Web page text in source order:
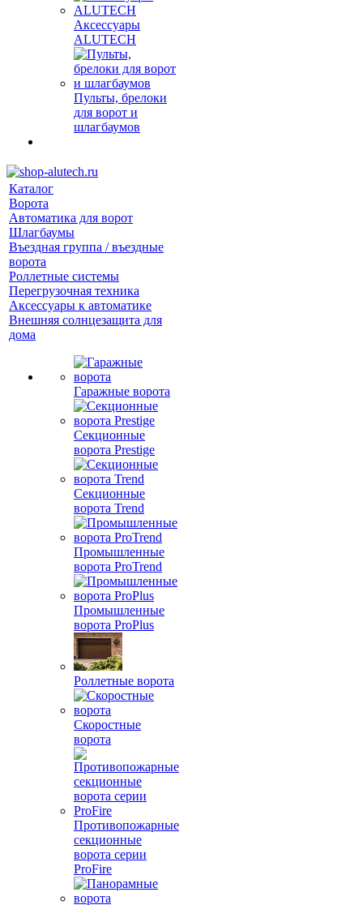
Аксессуары
ALUTECH
Пульты, брелоки
для ворот и
шлагбаумов
Каталог
Ворота
Автоматика для ворот
Шлагбаумы
Въездная группа / въездные
ворота
Роллетные системы
Перегрузочная техника
Аксессуары к автоматике
Внешняя солнцезащита для
дома
Гаражные ворота
Секционные
ворота Prestige
Секционные
ворота Trend
Промышленные
ворота ProTrend
Промышленные
ворота ProPlus
Роллетные ворота
Скоростные
ворота
Противопожарные
секционные
ворота серии
ProFire